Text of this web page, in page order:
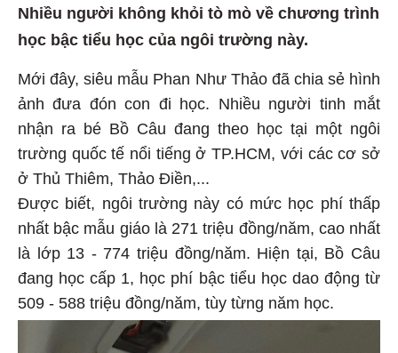
Nhiều người không khỏi tò mò về chương trình
học bậc tiểu học của ngôi trường này.
Mới đây, siêu mẫu Phan Như Thảo đã chia sẻ hình
ảnh đưa đón con đi học. Nhiều người tinh mắt
nhận ra bé Bồ Câu đang theo học tại một ngôi
trường quốc tế nổi tiếng ở TP.HCM, với các cơ sở
ở Thủ Thiêm, Thảo Điền,...
Được biết, ngôi trường này có mức học phí thấp
nhất bậc mẫu giáo là 271 triệu đồng/năm, cao nhất
là lớp 13 - 774 triệu đồng/năm. Hiện tại, Bồ Câu
đang học cấp 1, học phí bậc tiểu học dao động từ
509 - 588 triệu đồng/năm, tùy từng năm học.